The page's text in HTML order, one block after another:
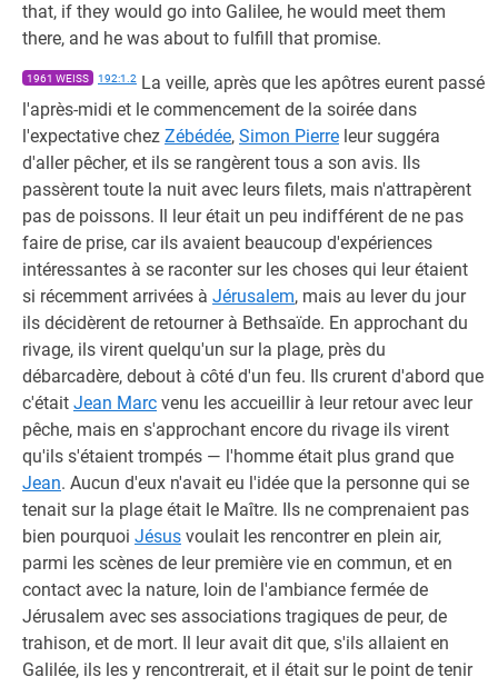
that, if they would go into Galilee, he would meet them
there, and he was about to fulfill that promise.
1961 WEISS 192:1.2 La veille, après que les apôtres eurent passé
l'après-midi et le commencement de la soirée dans
l'expectative chez Zébédée, Simon Pierre leur suggéra
d'aller pêcher, et ils se rangèrent tous a son avis. Ils
passèrent toute la nuit avec leurs filets, mais n'attrapèrent
pas de poissons. Il leur était un peu indifférent de ne pas
faire de prise, car ils avaient beaucoup d'expériences
intéressantes à se raconter sur les choses qui leur étaient
si récemment arrivées à Jérusalem, mais au lever du jour
ils décidèrent de retourner à Bethsaïde. En approchant du
rivage, ils virent quelqu'un sur la plage, près du
débarcadère, debout à côté d'un feu. Ils crurent d'abord que
c'était Jean Marc venu les accueillir à leur retour avec leur
pêche, mais en s'approchant encore du rivage ils virent
qu'ils s'étaient trompés — l'homme était plus grand que
Jean. Aucun d'eux n'avait eu l'idée que la personne qui se
tenait sur la plage était le Maître. Ils ne comprenaient pas
bien pourquoi Jésus voulait les rencontrer en plein air,
parmi les scènes de leur première vie en commun, et en
contact avec la nature, loin de l'ambiance fermée de
Jérusalem avec ses associations tragiques de peur, de
trahison, et de mort. Il leur avait dit que, s'ils allaient en
Galilée, ils les y rencontrerait, et il était sur le point de tenir